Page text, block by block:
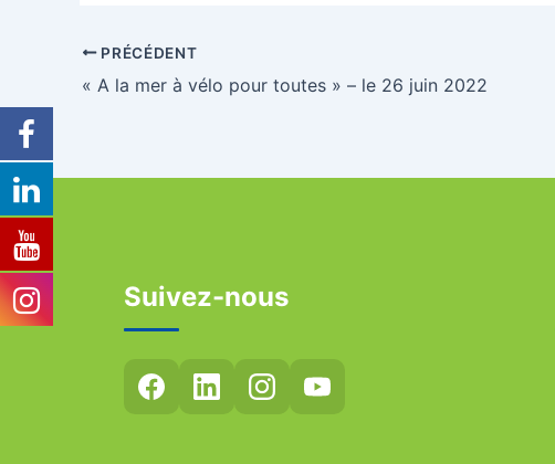
PRÉCÉDENT
« A la mer à vélo pour toutes » – le 26 juin 2022
Suivez-nous